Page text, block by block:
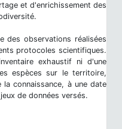
et d'enrichissement des
des observations réalisées
protocoles scientifiques.
exhaustif ni d'une
espèces sur le territoire,
connaissance, à une date
de données versés.